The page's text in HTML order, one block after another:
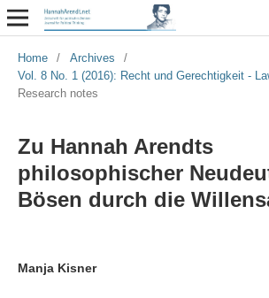
Home / Archives
/
Vol. 8 No. 1 (2016): Recht und Gerechtigkeit -
Research notes
Zu Hannah Arendts
philosophischer
Bösen durch die
Manja Kisner